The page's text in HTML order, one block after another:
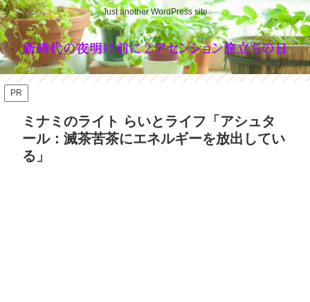
Just another WordPress site
PR
ミナミのライト らいとライフ「アシュタ
ール：滅茶苦茶にエネルギーを放出してい
る」